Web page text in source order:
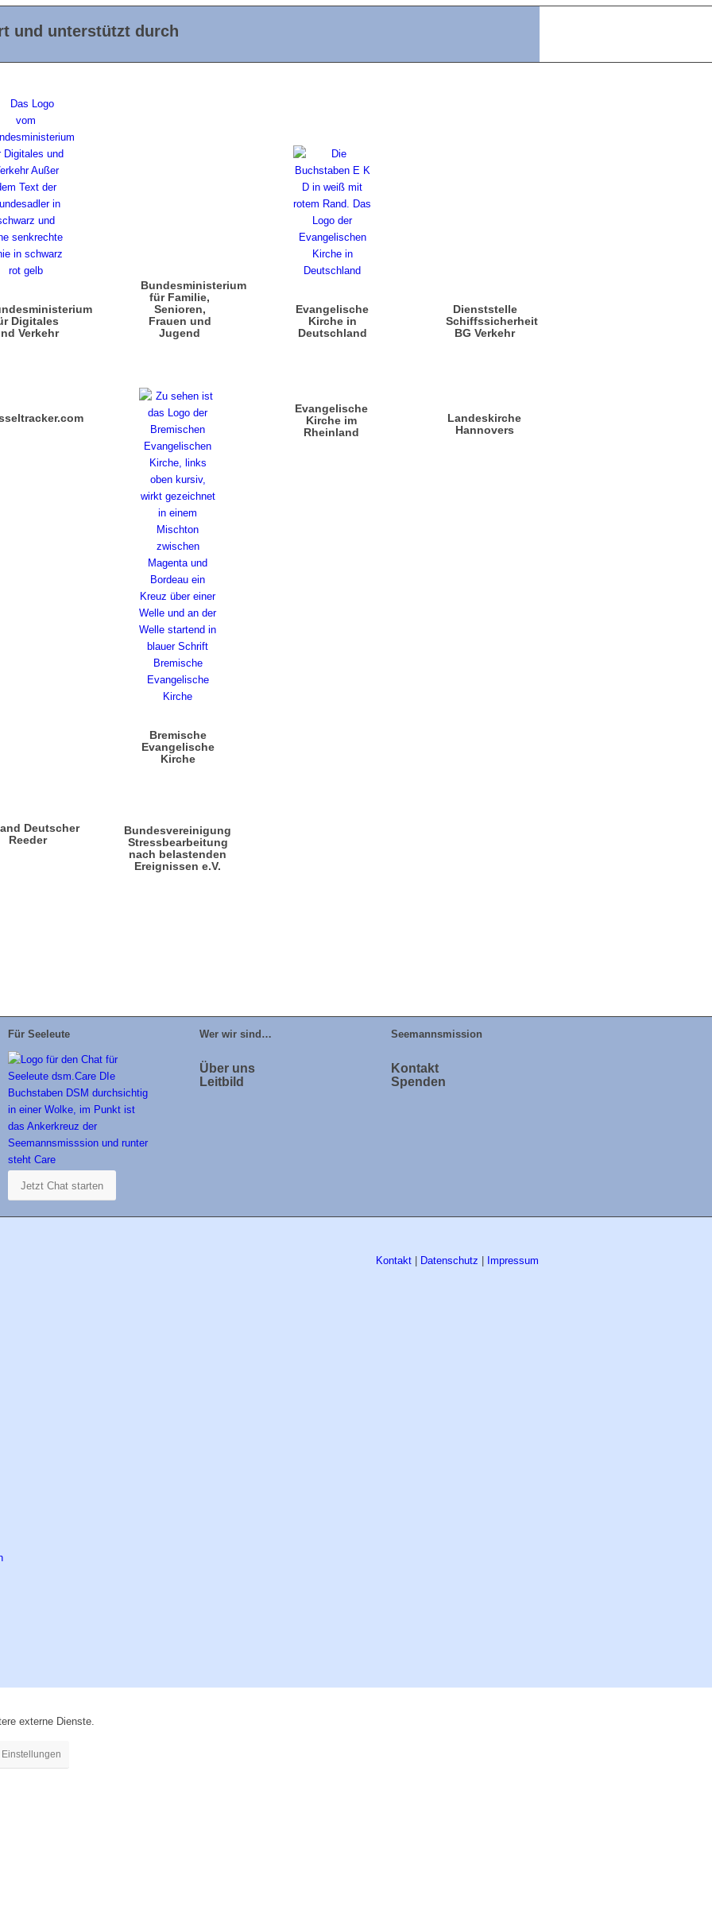
und unterstützt durch
Digitales
Verkehr
Bundesministerium
für Familie,
Senioren,
Frauen und
Jugend
Evangelische
Kirche in
Deutschland
Dienststelle
Schiffssicherheit
BG Verkehr
Bremische
Evangelische
Kirche
Evangelische
Kirche im
Rheinland
Landeskirche
Hannovers
Deutscher
Reeder
Bundesvereinigung
Stressbearbeitung
nach belastenden
Ereignissen e.V.
Für Seeleute
Jetzt Chat starten
Wer wir sind…
Über uns
Leitbild
Seemannsmission
Kontakt
Spenden
Kontakt Datenschutz Impressum
externe Dienste.
Einstellungen